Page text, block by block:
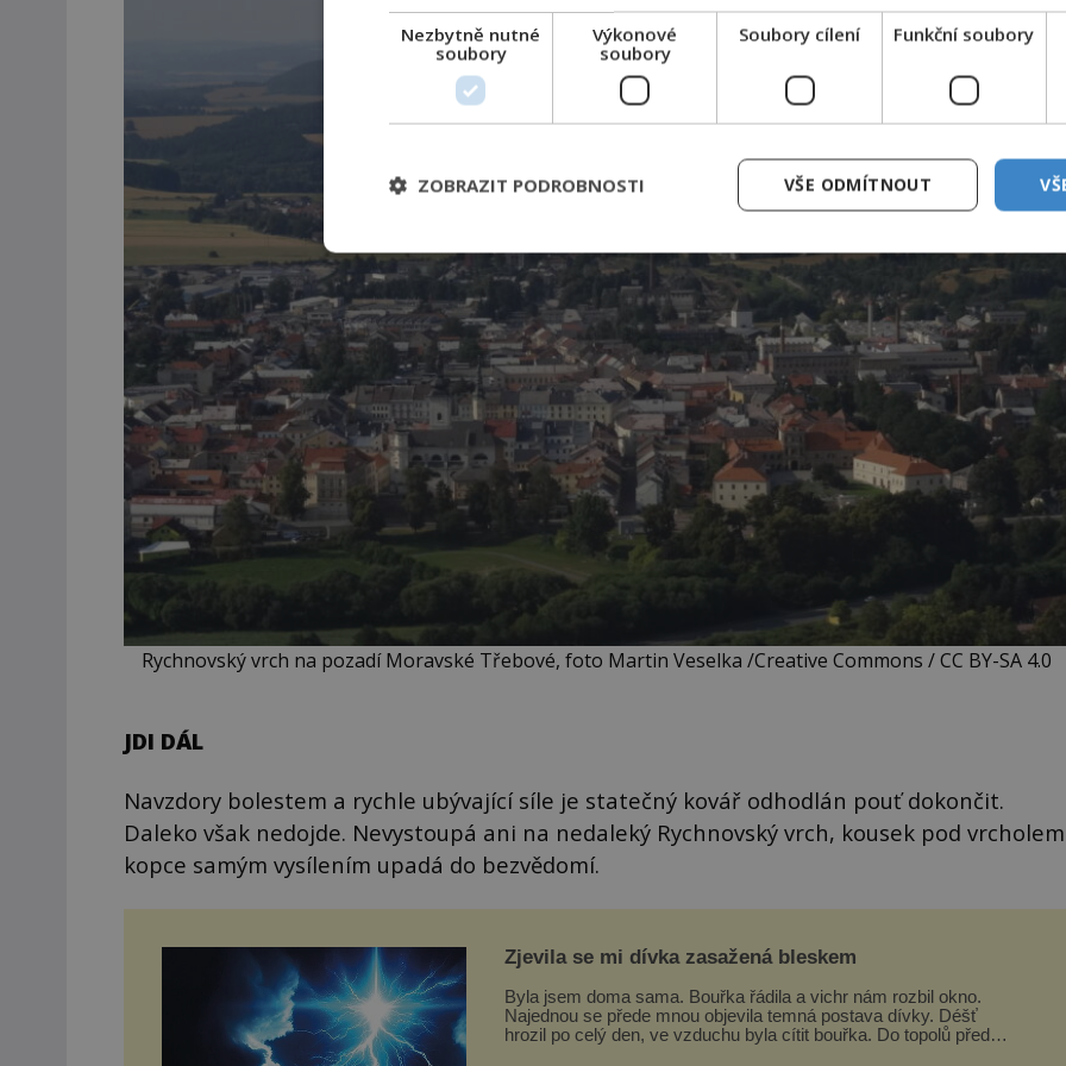
Rychnovský vrch na pozadí Moravské Třebové, foto Martin Veselka /Creative Commons / CC BY-SA 4.0
JDI DÁL
Navzdory bolestem a rychle ubývající síle je statečný kovář odhodlán pouť dokončit.
Daleko však nedojde. Nevystoupá ani na nedaleký Rychnovský vrch, kousek pod vrcholem
kopce samým vysílením upadá do bezvědomí.
Zjevila se mi dívka zasažená bleskem
Byla jsem doma sama. Bouřka řádila a vichr nám rozbil okno.
Najednou se přede mnou objevila temná postava dívky. Déšť
hrozil po celý den, ve vzduchu byla cítit bouřka. Do topolů před
Nezbytně nutné
soubory
Výkonové
soubory
Soubory cílení Funkční soubory
VŠE ODMÍTNOUT
ZOBRAZIT PODROBNOSTI